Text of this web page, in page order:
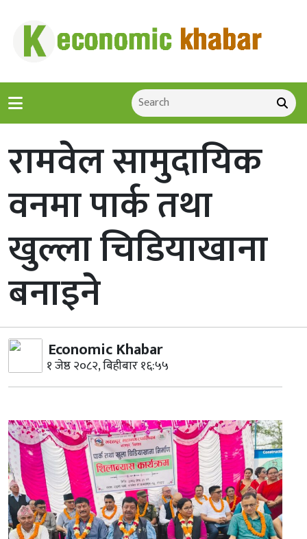
रामवेल सामुदायिक
वनमा पार्क तथा
खुल्ला चिडियाखाना
बनाइने
Economic Khabar
१ जेष्ठ २०८२, बिहीबार १६:५५